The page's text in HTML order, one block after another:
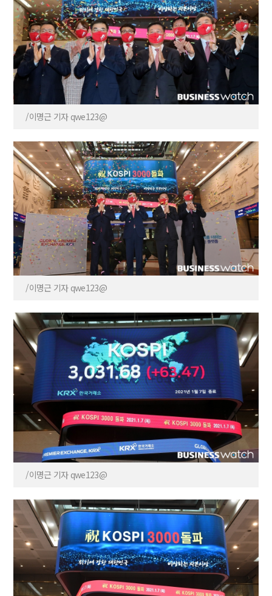
/이명근 기자 qwe123@
/이명근 기자 qwe123@
/이명근 기자 qwe123@